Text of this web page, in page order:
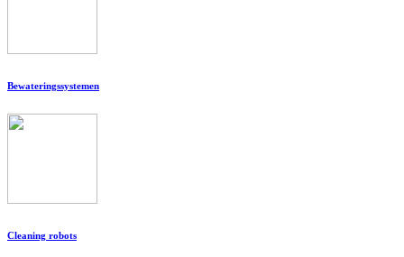
Bewateringssystemen
Cleaning robots